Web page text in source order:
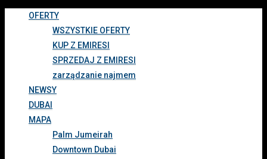
OFERTY
WSZYSTKIE OFERTY
KUP Z EMIRESI
SPRZEDAJ Z EMIRESI
zarządzanie najmem
NEWSY
DUBAI
MAPA
Palm Jumeirah
Downtown Dubai